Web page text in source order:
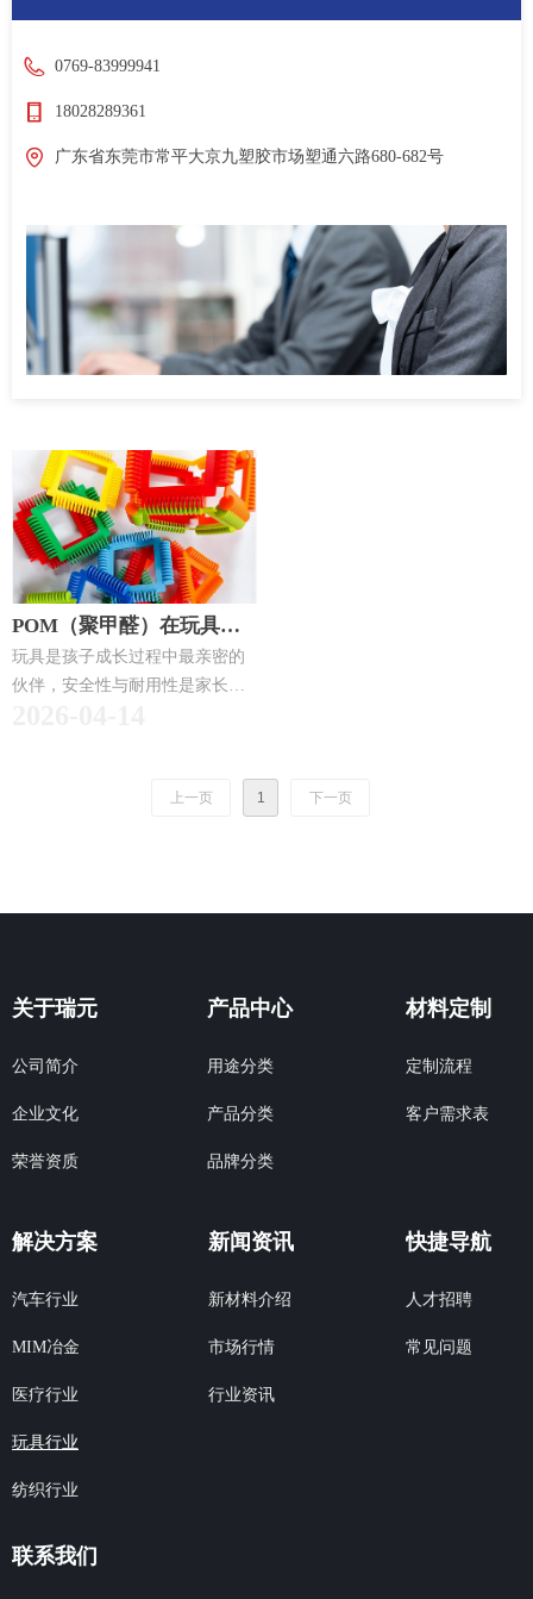
0769-83999941
18028289361
广东省东莞市常平大京九塑胶市场塑通六路680-682号
POM（聚甲醛）在玩具行
业的应用方案：安全、耐
玩、精益求精
玩具是孩子成长过程中最亲密的
伙伴，安全性与耐用性是家长最
的色彩表现力，正在悄然改变玩
材料标配。本文深度解析POM在
上一页 1 下一页
联系我们
关于瑞元
公司简介
企业文化
荣誉资质
产品中心
用途分类
产品分类
品牌分类
材料定制
定制流程
客户需求表
解决方案
汽车行业
MIM冶金
医疗行业
玩具行业
纺织行业
新闻资讯
新材料介绍
市场行情
行业资讯
快捷导航
人才招聘
常见问题